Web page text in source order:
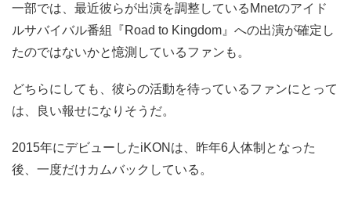
一部では、最近彼らが出演を調整しているMnetのアイド
ルサバイバル番組『Road to Kingdom』への出演が確定し
たのではないかと憶測しているファンも。
どちらにしても、彼らの活動を待っているファンにとって
は、良い報せになりそうだ。
2015年にデビューしたiKONは、昨年6人体制となった
後、一度だけカムバックしている。